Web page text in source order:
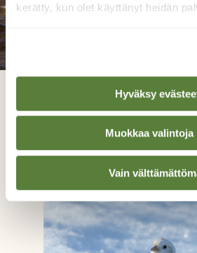
kerätty, kun olet käyttänyt heidän
Hyväksy
Muokkaa valintoja
Vain
Tarja Kouvo, Laukaa